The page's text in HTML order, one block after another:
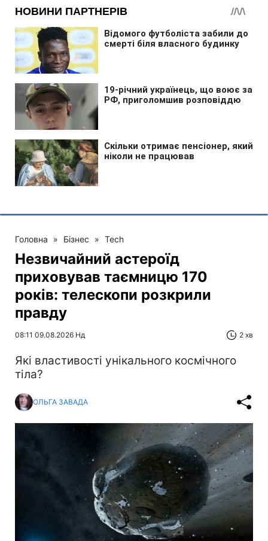
Головна » Бізнес » Tech
Незвичайний астероїд
приховував таємницю 170
років: телескопи розкрили
правду
08:11 09.08.2026 Нд 2 хв
Які властивості унікального космічного
тіла?
ОЛЬГА ЗАВАДА